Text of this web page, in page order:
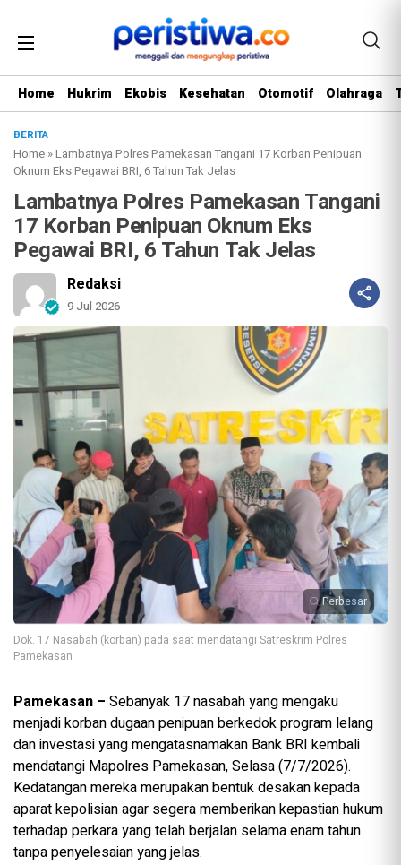
Home Hukrim Ekobis Kesehatan Otomotif Olahraga
BERITA
Home »Lambatnya Polres Pamekasan Tangani 17 Korban Penipuan
Oknum Eks Pegawai BRI, 6 Tahun Tak Jelas
Lambatnya Polres Pamekasan Tangani
17 Korban Penipuan Oknum Eks
Pegawai BRI, 6 Tahun Tak Jelas
Redaksi
9 Jul 2026
Perbesar
Dok. 17 Nasabah (korban) pada saat mendatangi Satreskrim Polres
Pamekasan
Pamekasan – Sebanyak 17 nasabah yang mengaku
menjadi korban dugaan penipuan berkedok program lelang
dan investasi yang mengatasnamakan Bank BRI kembali
mendatangi Mapolres Pamekasan, Selasa (7/7/2026).
Kedatangan mereka merupakan bentuk desakan kepada
aparat kepolisian agar segera memberikan kepastian hukum
terhadap perkara yang telah berjalan selama enam tahun
tanpa penyelesaian yang jelas.